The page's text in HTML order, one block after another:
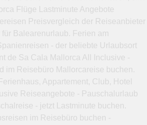
Flüge Lastminute Angebote
Preisvergleich der Reiseanbieter
Balearenurlaub. Ferien am
- der beliebte Urlaubsort
de Sa Cala Mallorca All Inclusive -
im Reisebüro Mallorcareise buchen.
Appartement, Club, Hotel
Reiseangebote - Pauschalurlaub
- jetzt Lastminute buchen.
im Reisebüro buchen -